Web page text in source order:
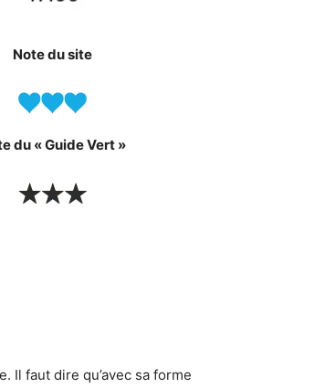
Note du site
du « Guide Vert »
Il faut dire qu’avec sa forme